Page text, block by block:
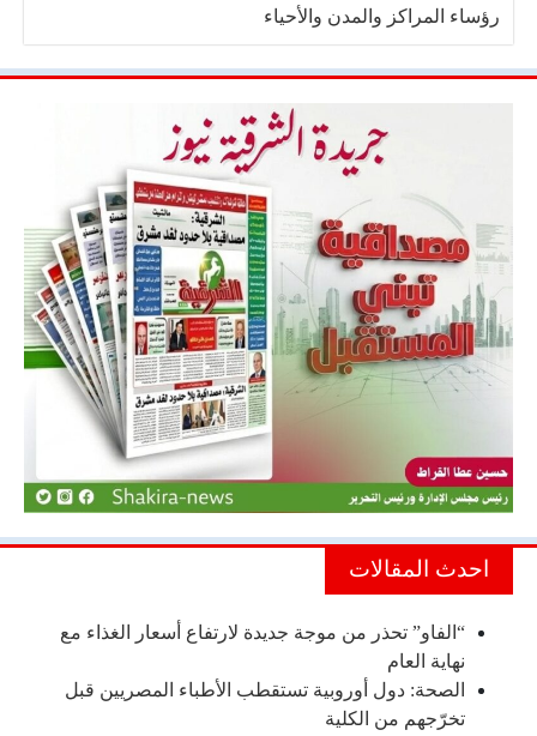
رؤساء المراكز والمدن والأحياء
احدث المقالات
“الفاو” تحذر من موجة جديدة لارتفاع أسعار الغذاء مع
نهاية العام
الصحة: دول أوروبية تستقطب الأطباء المصريين قبل
تخرّجهم من الكلية